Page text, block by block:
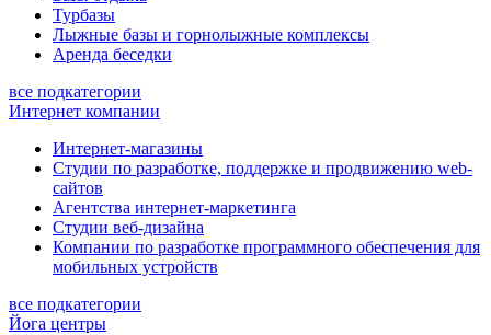
Турбазы
Лыжные базы и горнолыжные комплексы
Аренда беседки
все подкатегории
Интернет компании
Интернет-магазины
Студии по разработке, поддержке и продвижению web-
сайтов
Агентства интернет-маркетинга
Студии веб-дизайна
Компании по разработке программного обеспечения для
мобильных устройств
все подкатегории
Йога центры